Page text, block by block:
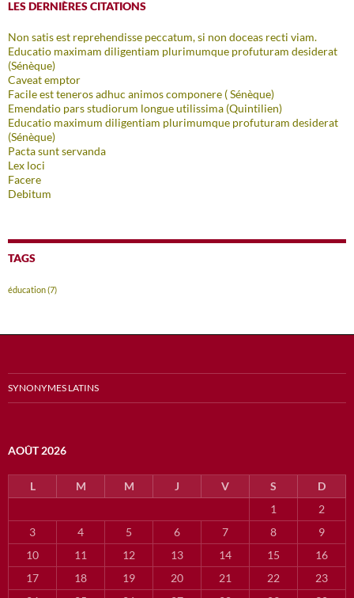
LES DERNIÈRES CITATIONS
Non satis est reprehendisse peccatum, si non doceas recti viam.
Educatio maximam diligentiam plurimumque profuturam desiderat
(Sénèque)
Caveat emptor
Facile est teneros adhuc animos componere ( Sénèque)
Emendatio pars studiorum longue utilissima (Quintilien)
Educatio maximum diligentiam plurimumque profuturam desiderat
(Sénèque)
Pacta sunt servanda
Lex loci
Facere
Debitum
TAGS
éducation(7)
SYNONYMES LATINS
AOÛT 2026
L M M J V S
D
1
2
3
4 5 6 7 8
9
10
11 12 13 14 15
16
17
18 19 20 21 22
23